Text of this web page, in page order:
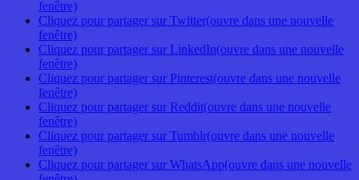
fenêtre)
Cliquez pour partager sur Twitter(ouvre dans une nouvelle
fenêtre)
Cliquez pour partager sur LinkedIn(ouvre dans une nouvelle
fenêtre)
Cliquez pour partager sur Pinterest(ouvre dans une nouvelle
fenêtre)
Cliquez pour partager sur Reddit(ouvre dans une nouvelle
fenêtre)
Cliquez pour partager sur Tumblr(ouvre dans une nouvelle
fenêtre)
Cliquez pour partager sur WhatsApp(ouvre dans une nouvelle